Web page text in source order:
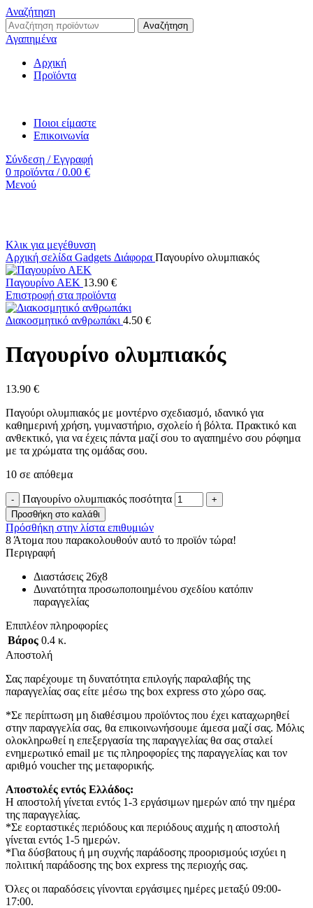
Αναζήτηση
Αναζήτηση
Αγαπημένα
Αρχική
Προϊόντα
Ποιοι είμαστε
Επικοινωνία
Σύνδεση / Εγγραφή
0 προϊόντα / 0.00 €
Μενού
Κλικ για μεγέθυνση
Αρχική σελίδα Gadgets Διάφορα Παγουρίνο ολυμπιακός
Παγουρίνο ΑΕΚ 13.90 €
Επιστροφή στα προϊόντα
Διακοσμητικό ανθρωπάκι 4.50 €
Παγουρίνο ολυμπιακός
13.90 €
Παγούρι ολυμπιακός με μοντέρνο σχεδιασμό, ιδανικό για
καθημερινή χρήση, γυμναστήριο, σχολείο ή βόλτα. Πρακτικό και
ανθεκτικό, για να έχεις πάντα μαζί σου το αγαπημένο σου ρόφημα
με τα χρώματα της ομάδας σου.
10 σε απόθεμα
Παγουρίνο ολυμπιακός ποσότητα
Προσθήκη στο καλάθι
Πρόσθήκη στην λίστα επιθυμιών
8 Άτομα που παρακολουθούν αυτό το προϊόν τώρα!
Περιγραφή
Διαστάσεις 26χ8
Δυνατότητα προσωποποιημένου σχεδίου κατόπιν
παραγγελίας
Επιπλέον πληροφορίες
Βάρος 0.4 κ.
Αποστολή
Σας παρέχουμε τη δυνατότητα επιλογής παραλαβής της
παραγγελίας σας είτε μέσω της box express στο χώρο σας.
*Σε περίπτωση μη διαθέσιμου προϊόντος που έχει καταχωρηθεί
στην παραγγελία σας, θα επικοινωνήσουμε άμεσα μαζί σας. Μόλις
ολοκληρωθεί η επεξεργασία της παραγγελίας θα σας σταλεί
ενημερωτικό email με τις πληροφορίες της παραγγελίας και τον
αριθμό voucher της μεταφορικής.
Αποστολές εντός Ελλάδος:
Η αποστολή γίνεται εντός 1-3 εργάσιμων ημερών από την ημέρα
της παραγγελίας.
*Σε εορταστικές περιόδους και περιόδους αιχμής η αποστολή
γίνεται εντός 1-5 ημερών.
*Για δύσβατους ή μη συχνής παράδοσης προορισμούς ισχύει η
πολιτική παράδοσης της box express της περιοχής σας.
Όλες οι παραδόσεις γίνονται εργάσιμες ημέρες μεταξύ 09:00-
17:00.